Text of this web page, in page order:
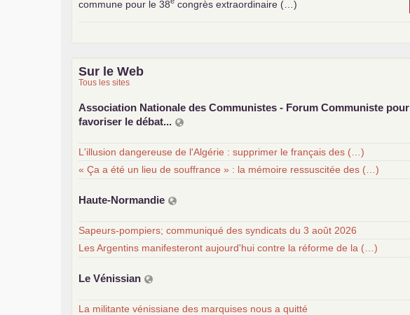
commune pour le 38
congrès extraordinaire (…)
Sur le Web
Tous les sites
Association Nationale des Communistes - Forum Communiste pour
favoriser le débat...
L'illusion dangereuse de l'Algérie : supprimer le français des (…)
« Ça a été un lieu de souffrance » : la mémoire ressuscitée des (…)
Haute-Normandie
Sapeurs-pompiers; communiqué des syndicats du 3 août 2026
Les Argentins manifesteront aujourd'hui contre la réforme de la (…)
Le Vénissian
La militante vénissiane des marquises nous a quitté